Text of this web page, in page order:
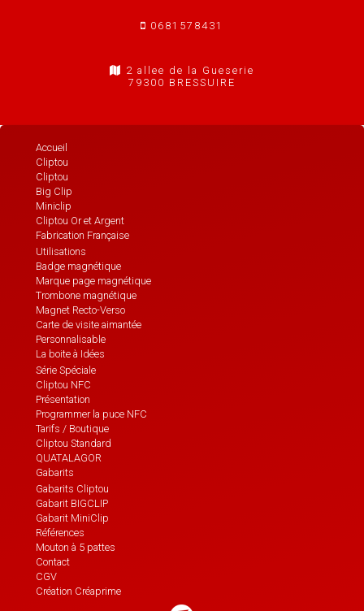
0681578431
2 allee de la Gueserie
79300 BRESSUIRE
Accueil
Cliptou
Cliptou
Big Clip
Miniclip
Cliptou Or et Argent
Fabrication Française
Utilisations
Badge magnétique
Marque page magnétique
Trombone magnétique
Magnet Recto-Verso
Carte de visite aimantée
Personnalisable
La boite à Idées
Série Spéciale
Cliptou NFC
Présentation
Programmer la puce NFC
Tarifs / Boutique
Cliptou Standard
QUATALAGOR
Gabarits
Gabarits Cliptou
Gabarit BIGCLIP
Gabarit MiniClip
Références
Mouton à 5 pattes
Contact
CGV
Création Créaprime